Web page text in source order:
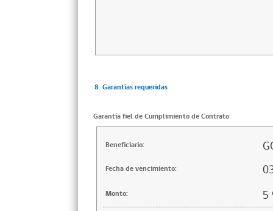
8. Garantías requeridas
Garantía fiel de Cumplimiento de Contrato
Beneficiario:
Fecha de vencimiento:
Monto: 5